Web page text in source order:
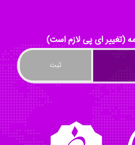
Radman Amini
Mohammad
Tavan
(تغییر ای پی لازم است)